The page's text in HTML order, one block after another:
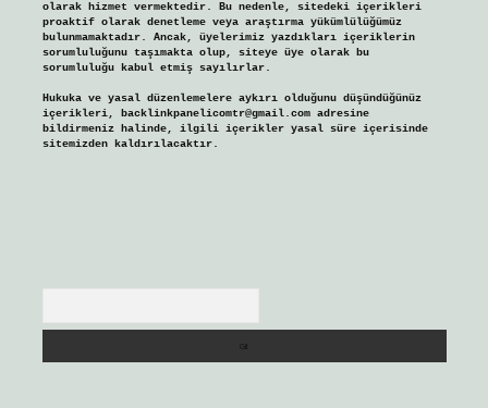
olarak hizmet vermektedir. Bu nedenle, sitedeki içerikleri
proaktif olarak denetleme veya araştırma yükümlülüğümüz
bulunmamaktadır. Ancak, üyelerimiz yazdıkları içeriklerin
sorumluluğunu taşımakta olup, siteye üye olarak bu
sorumluluğu kabul etmiş sayılırlar.
Hukuka ve yasal düzenlemelere aykırı olduğunu düşündüğünüz
içerikleri, backlinkpanelicomtr@gmail.comadresine
bildirmeniz halinde, ilgili içerikler yasal süre içerisinde
sitemizden kaldırılacaktır.